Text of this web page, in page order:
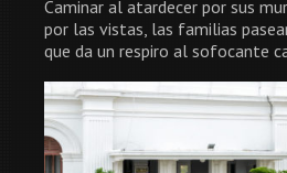
Caminar al atardecer por sus
por las vistas, las familias
que da un respiro al sofocante